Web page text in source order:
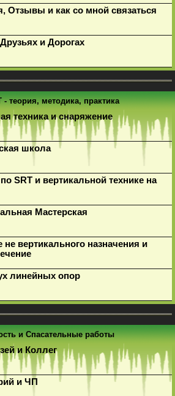
Отзывы и как со мной связаться
и Дорогах
теория, методика, практика
техника и снаряжение
школа
SRT и вертикальной технике на
Мастерская
вертикального назначения и
линейных опор
и Спасательные работы
и Коллег
и ЧП